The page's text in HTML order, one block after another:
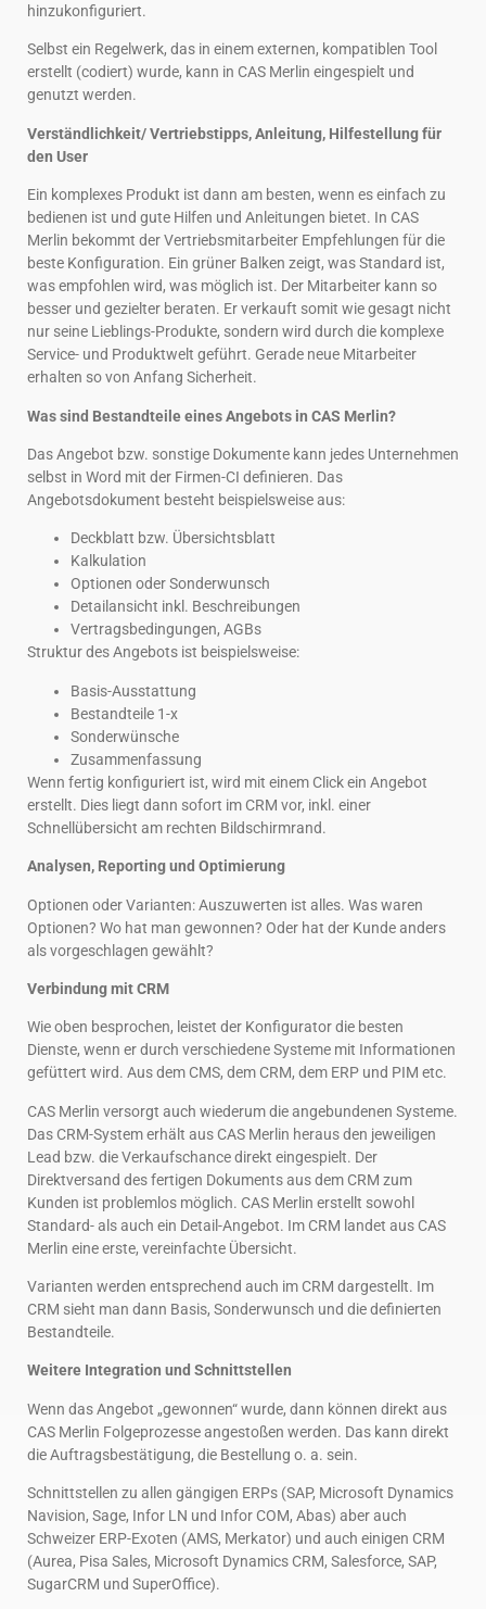
hinzukonfiguriert.
Selbst ein Regelwerk, das in einem externen, kompatiblen Tool
erstellt (codiert) wurde, kann in CAS Merlin eingespielt und
genutzt werden.
Verständlichkeit/ Vertriebstipps, Anleitung, Hilfestellung für
den User
Ein komplexes Produkt ist dann am besten, wenn es einfach zu
bedienen ist und gute Hilfen und Anleitungen bietet. In CAS
Merlin bekommt der Vertriebsmitarbeiter Empfehlungen für die
beste Konfiguration. Ein grüner Balken zeigt, was Standard ist,
was empfohlen wird, was möglich ist. Der Mitarbeiter kann so
besser und gezielter beraten. Er verkauft somit wie gesagt nicht
nur seine Lieblings-Produkte, sondern wird durch die komplexe
Service- und Produktwelt geführt. Gerade neue Mitarbeiter
erhalten so von Anfang Sicherheit.
Was sind Bestandteile eines Angebots in CAS Merlin?
Das Angebot bzw. sonstige Dokumente kann jedes Unternehmen
selbst in Word mit der Firmen-CI definieren. Das
Angebotsdokument besteht beispielsweise aus:
Deckblatt bzw. Übersichtsblatt
Kalkulation
Optionen oder Sonderwunsch
Detailansicht inkl. Beschreibungen
Vertragsbedingungen, AGBs
Struktur des Angebots ist beispielsweise:
Basis-Ausstattung
Bestandteile 1-x
Sonderwünsche
Zusammenfassung
Wenn fertig konfiguriert ist, wird mit einem Click ein Angebot
erstellt. Dies liegt dann sofort im CRM vor, inkl. einer
Schnellübersicht am rechten Bildschirmrand.
Analysen, Reporting und Optimierung
Optionen oder Varianten: Auszuwerten ist alles. Was waren
Optionen? Wo hat man gewonnen? Oder hat der Kunde anders
als vorgeschlagen gewählt?
Verbindung mit CRM
Wie oben besprochen, leistet der Konfigurator die besten
Dienste, wenn er durch verschiedene Systeme mit Informationen
gefüttert wird. Aus dem CMS, dem CRM, dem ERP und PIM etc.
CAS Merlin versorgt auch wiederum die angebundenen Systeme.
Das CRM-System erhält aus CAS Merlin heraus den jeweiligen
Lead bzw. die Verkaufschance direkt eingespielt. Der
Direktversand des fertigen Dokuments aus dem CRM zum
Kunden ist problemlos möglich. CAS Merlin erstellt sowohl
Standard- als auch ein Detail-Angebot. Im CRM landet aus CAS
Merlin eine erste, vereinfachte Übersicht.
Varianten werden entsprechend auch im CRM dargestellt. Im
CRM sieht man dann Basis, Sonderwunsch und die definierten
Bestandteile.
Weitere Integration und Schnittstellen
Wenn das Angebot „gewonnen“ wurde, dann können direkt aus
CAS Merlin Folgeprozesse angestoßen werden. Das kann direkt
die Auftragsbestätigung, die Bestellung o. a. sein.
Schnittstellen zu allen gängigen ERPs (SAP, Microsoft Dynamics
Navision, Sage, Infor LN und Infor COM, Abas) aber auch
Schweizer ERP-Exoten (AMS, Merkator) und auch einigen CRM
(Aurea, Pisa Sales, Microsoft Dynamics CRM, Salesforce, SAP,
SugarCRM und SuperOffice).